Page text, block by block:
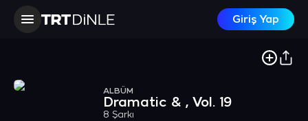
Giriş Yap
ALBÜM
Dramatic & , Vol. 19
8 Şarkı